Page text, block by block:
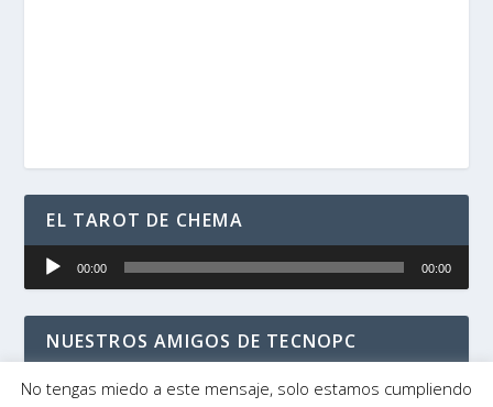
EL TAROT DE CHEMA
Reproductor
00:00 00:00
NUESTROS AMIGOS DE TECNOPC
No tengas miedo a este mensaje, solo estamos cumpliendo